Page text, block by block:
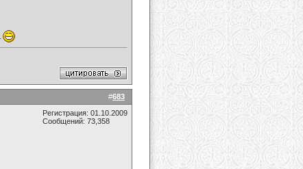
#683
Регистрация: 01.10.2009
Сообщений: 73,358